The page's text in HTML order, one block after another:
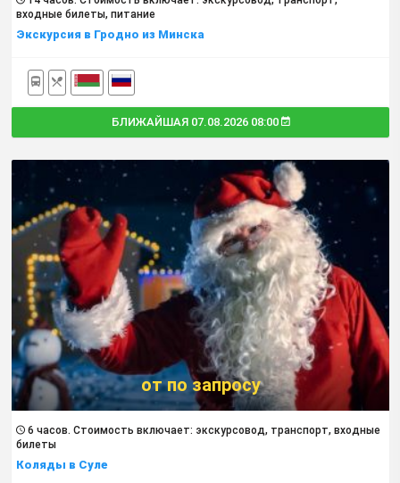
входные билеты, питание
Экскурсия в Гродно из Минска
БЛИЖАЙШАЯ 07.08.2026 08:00
от по запросу
6 часов. Cтоимость включает: экскурсовод, транспорт, входные
билеты
Коляды в Суле